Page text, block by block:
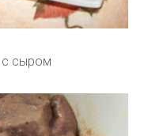
с сыром